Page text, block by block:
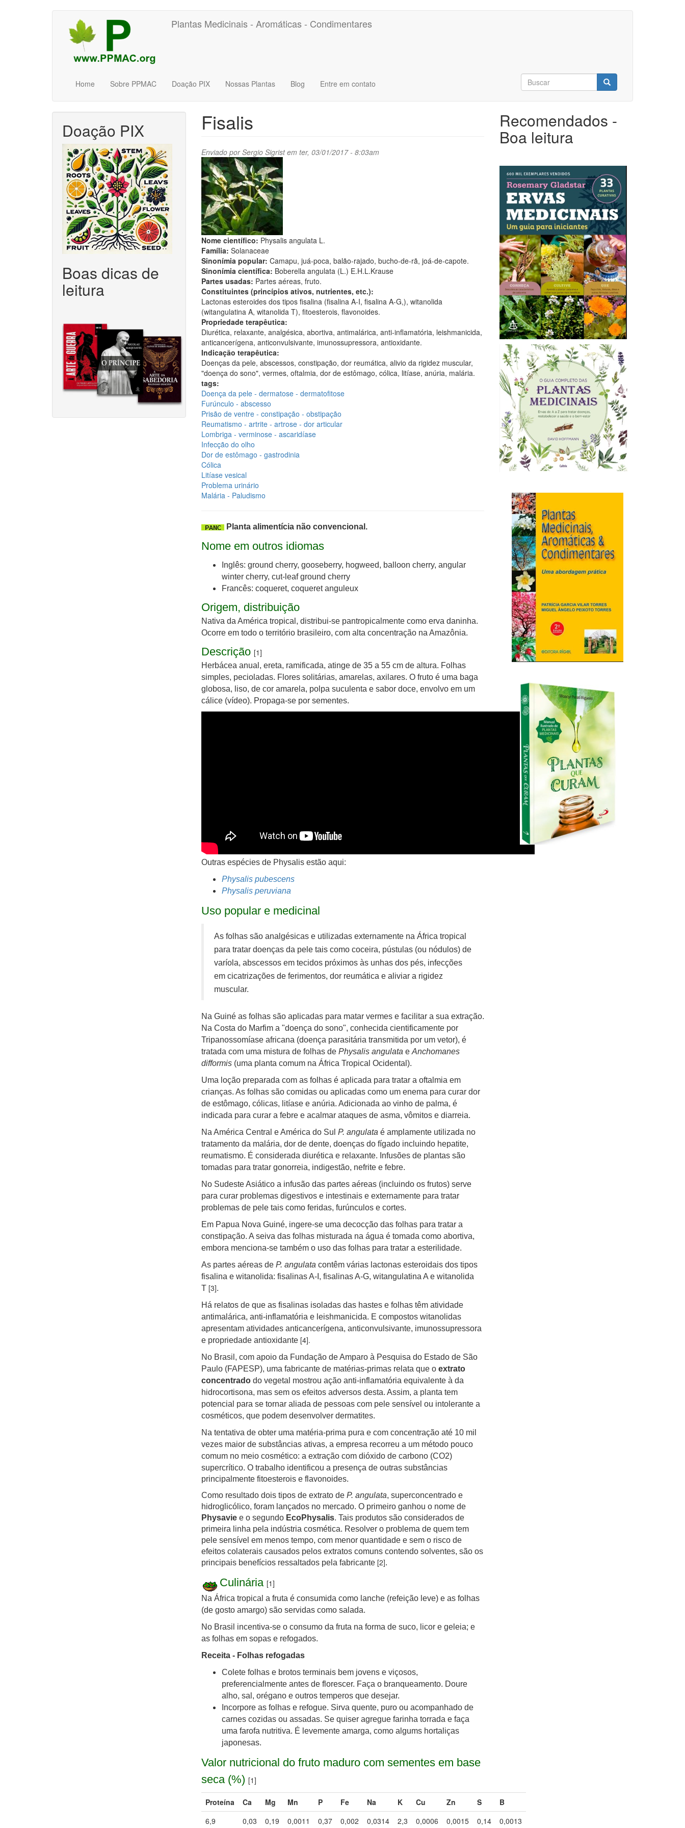
Plantas Medicinais - Aromáticas - Condimentares
Home Sobre PPMAC Doação PIX Nossas Plantas Blog Entre em contato Formulário
de
busca
Doação PIX
Boas dicas de
leitura
Fisalis
Enviado porSergio Sigristem ter, 03/01/2017 - 8:03am
Nome científico: Physalis angulata L.
Família: Solanaceae
Sinonímia popular: Camapu, juá-poca, balão-rajado, bucho-de-rã, joá-de-capote.
Sinonímia científica: Boberella angulata (L.) E.H.L.Krause
Partes usadas: Partes aéreas, fruto.
Constituintes (princípios ativos, nutrientes, etc.):
Lactonas esteroides dos tipos fisalina (fisalina A-I, fisalina A-G,), witanolida
(witangulatina A, witanolida T), fitoesterois, flavonoides.
Propriedade terapêutica:
Diurética, relaxante, analgésica, abortiva, antimalárica, anti-inflamatória, leishmanicida,
anticancerígena, anticonvulsivante, imunossupressora, antioxidante.
Indicação terapêutica:
Doenças da pele, abscessos, constipação, dor reumática, alivio da rigidez muscular,
"doença do sono", vermes, oftalmia, dor de estômago, cólica, litíase, anúria, malária.
tags:
Doença da pele - dermatose - dermatofitose
Furúnculo - abscesso
Prisão de ventre - constipação - obstipação
Reumatismo - artrite - artrose - dor articular
Lombriga - verminose - ascaridíase
Infecção do olho
Dor de estômago - gastrodinia
Cólica
Litíase vesical
Problema urinário
Malária - Paludismo
Planta alimentícia não convencional.
Nome em outros idiomas
Inglês: ground cherry, gooseberry, hogweed, balloon cherry, angular
winter cherry, cut-leaf ground cherry
Francês: coqueret, coqueret anguleux
Origem, distribuição
Nativa da América tropical, distribui-se pantropicalmente como erva daninha.
Ocorre em todo o território brasileiro, com alta concentração na Amazônia.
Descrição [1]
Herbácea anual, ereta, ramificada, atinge de 35 a 55 cm de altura. Folhas
simples, pecioladas. Flores solitárias, amarelas, axilares. O fruto é uma baga
globosa, liso, de cor amarela, polpa suculenta e sabor doce, envolvo em um
cálice (vídeo). Propaga-se por sementes.
Outras espécies de Physalis estão aqui:
Physalis pubescens
Physalis peruviana
Uso popular e medicinal
As folhas são analgésicas e utilizadas externamente na África tropical
para tratar doenças da pele tais como coceira, pústulas (ou nódulos) de
varíola, abscessos em tecidos próximos às unhas dos pés, infecções
em cicatrizações de ferimentos, dor reumática e aliviar a rigidez
muscular.
Na Guiné as folhas são aplicadas para matar vermes e facilitar a sua extração.
Na Costa do Marfim a "doença do sono", conhecida cientificamente por
Tripanossomíase africana (doença parasitária transmitida por um vetor), é
tratada com uma mistura de folhas de Physalis angulata e Anchomanes
difformis(uma planta comum na África Tropical Ocidental).
Uma loção preparada com as folhas é aplicada para tratar a oftalmia em
crianças. As folhas são comidas ou aplicadas como um enema para curar dor
de estômago, cólicas, litíase e anúria. Adicionada ao vinho de palma, é
indicada para curar a febre e acalmar ataques de asma, vômitos e diarreia.
Na América Central e América do Sul P. angulata é amplamente utilizada no
tratamento da malária, dor de dente, doenças do fígado incluindo hepatite,
reumatismo. É considerada diurética e relaxante. Infusões de plantas são
tomadas para tratar gonorreia, indigestão, nefrite e febre.
No Sudeste Asiático a infusão das partes aéreas (incluindo os frutos) serve
para curar problemas digestivos e intestinais e externamente para tratar
problemas de pele tais como feridas, furúnculos e cortes.
Em Papua Nova Guiné, ingere-se uma decocção das folhas para tratar a
constipação. A seiva das folhas misturada na água é tomada como abortiva,
embora menciona-se também o uso das folhas para tratar a esterilidade.
As partes aéreas de P. angulata contêm várias lactonas esteroidais dos tipos
fisalina e witanolida: fisalinas A-I, fisalinas A-G, witangulatina A e witanolida
T [3].
Há relatos de que as fisalinas isoladas das hastes e folhas têm atividade
antimalárica, anti-inflamatória e leishmanicida. E compostos witanolidas
apresentam atividades anticancerígena, anticonvulsivante, imunossupressora
e propriedade antioxidante [4].
No Brasil, com apoio da Fundação de Amparo à Pesquisa do Estado de São
Paulo (FAPESP), uma fabricante de matérias-primas relata que o extrato
concentradodo vegetal mostrou ação anti-inflamatória equivalente à da
hidrocortisona, mas sem os efeitos adversos desta. Assim, a planta tem
potencial para se tornar aliada de pessoas com pele sensível ou intolerante a
cosméticos, que podem desenvolver dermatites.
Na tentativa de obter uma matéria-prima pura e com concentração até 10 mil
vezes maior de substâncias ativas, a empresa recorreu a um método pouco
comum no meio cosmético: a extração com dióxido de carbono (CO2)
supercrítico. O trabalho identificou a presença de outras substâncias
principalmente fitoesterois e flavonoides.
Como resultado dois tipos de extrato de P. angulata, superconcentrado e
hidroglicólico, foram lançados no mercado. O primeiro ganhou o nome de
Physaviee o segundo EcoPhysalis. Tais produtos são considerados de
primeira linha pela indústria cosmética. Resolver o problema de quem tem
pele sensível em menos tempo, com menor quantidade e sem o risco de
efeitos colaterais causados pelos extratos comuns contendo solventes, são os
principais benefícios ressaltados pela fabricante [2].
Culinária [1]
Na África tropical a fruta é consumida como lanche (refeição leve) e as folhas
(de gosto amargo) são servidas como salada.
No Brasil incentiva-se o consumo da fruta na forma de suco, licor e geleia; e
as folhas em sopas e refogados.
Receita - Folhas refogadas
Colete folhas e brotos terminais bem jovens e viçosos,
preferencialmente antes de florescer. Faça o branqueamento. Doure
alho, sal, orégano e outros temperos que desejar.
Incorpore as folhas e refogue. Sirva quente, puro ou acompanhado de
carnes cozidas ou assadas. Se quiser agregue farinha torrada e faça
uma farofa nutritiva. É levemente amarga, como algums hortaliças
japonesas.
Valor nutricional do fruto maduro com sementes em base
seca (%) [1]
Proteína Ca Mg Mn P Fe Na K Cu Zn S
B
6,9
0,03 0,19 0,0011 0,37 0,002 0,0314 2,3 0,0006 0,0015 0,14 0,0013
Recomendados -
Boa leitura